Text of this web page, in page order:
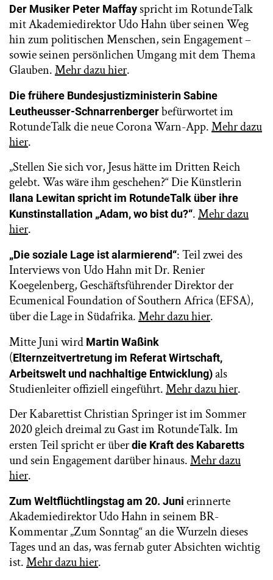
Der Musiker Peter Maffayspricht im RotundeTalk
mit Akademiedirektor Udo Hahn über seinen Weg
hin zum politischen Menschen, sein Engagement –
sowie seinen persönlichen Umgang mit dem Thema
Glauben.Mehr dazu hier.
Die frühere Bundesjustizministerin Sabine
Leutheusser-Schnarrenbergerbefürwortet im
RotundeTalk die neue Corona Warn-App.Mehr dazu
hier.
„Stellen Sie sich vor, Jesus hätte im Dritten Reich
gelebt. Was wäre ihm geschehen?“ Die Künstlerin
Ilana Lewitan spricht im RotundeTalk über ihre
Kunstinstallation „Adam, wo bist du?“.Mehr dazu
hier.
„Die soziale Lage ist alarmierend“: Teil zwei des
Interviews von Udo Hahn mit Dr. Renier
Koegelenberg, Geschäftsführender Direktor der
Ecumenical Foundation of Southern Africa (EFSA),
über die Lage in Südafrika.Mehr dazu hier.
Mitte Juni wird Martin Waßink
(Elternzeitvertretung im Referat Wirtschaft,
Arbeitswelt und nachhaltige Entwicklung)als
Studienleiter offiziell eingeführt.Mehr dazu hier.
Der Kabarettist Christian Springer ist im Sommer
2020 gleich dreimal zu Gast im RotundeTalk. Im
ersten Teil spricht er überdie Kraft des Kabaretts
und sein Engagement darüber hinaus.Mehr dazu
hier.
Zum Weltflüchtlingstag am 20. Juni erinnerte
Akademiedirektor Udo Hahn in seinem BR-
Kommentar „Zum Sonntag“ an die Wurzeln dieses
Tages und an das, was fernab guter Absichten wichtig
ist.Mehr dazu hier.